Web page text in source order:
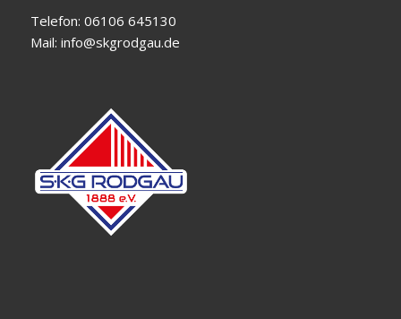
Telefon: 06106 645130
Mail: info@skgrodgau.de